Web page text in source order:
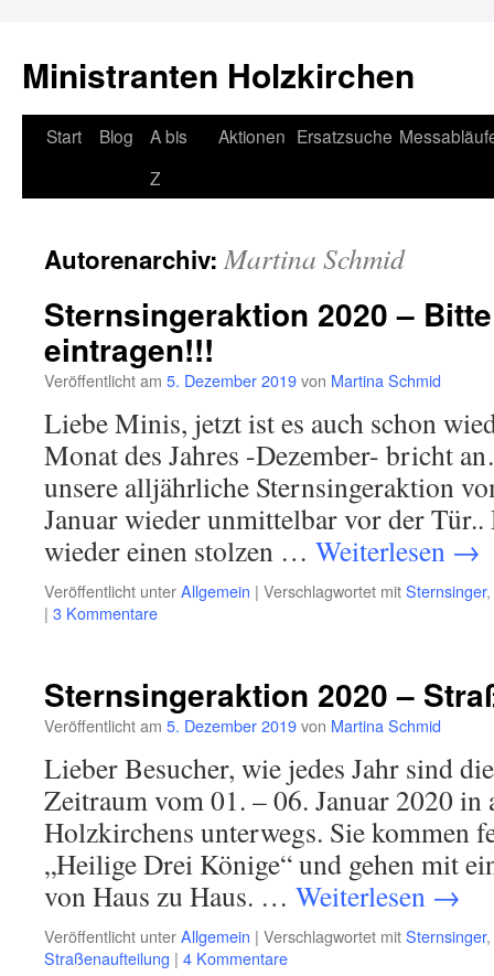
Ministranten Holzkirchen
Zum
Start Blog
A bis
Z
Aktionen Ersatzsuche
Autorenarchiv:Martina Schmid
Sternsingeraktion 2020 –
eintragen!!!
Veröffentlicht am 5. Dezember 2019von Martina Schmid
Liebe Minis, jetzt ist es auch schon
Monat des Jahres -Dezember- bricht
unsere alljährliche Sternsingeraktion
Januar wieder unmittelbar vor der
wieder einen stolzen … Weiterlesen →
Veröffentlicht unterAllgemein | Verschlagwortet mitSternsinger,
| 3 Kommentare
Sternsingeraktion 2020 –
Veröffentlicht am 5. Dezember 2019von Martina Schmid
Lieber Besucher, wie jedes Jahr sind
Zeitraum vom 01. – 06. Januar 2020 in
Holzkirchens unterwegs. Sie kommen
„Heilige Drei Könige“ und gehen mit
von Haus zu Haus. … Weiterlesen →
Veröffentlicht unterAllgemein | Verschlagwortet mitSternsinger,
Straßenaufteilung | 4 Kommentare